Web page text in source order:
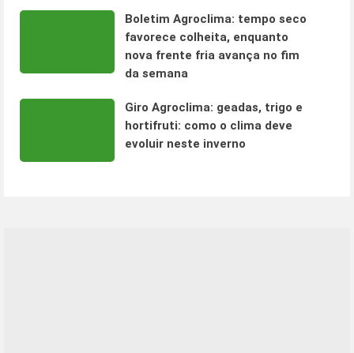
Boletim Agroclima: tempo seco
favorece colheita, enquanto
nova frente fria avança no fim
da semana
Giro Agroclima: geadas, trigo e
hortifruti: como o clima deve
evoluir neste inverno